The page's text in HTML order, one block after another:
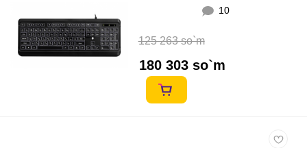
10
125 263 so`m
180 303 so`m